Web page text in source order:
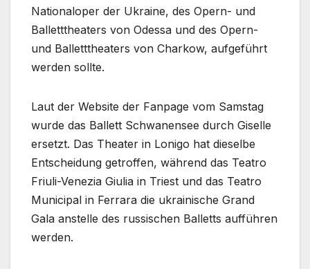
Nationaloper der Ukraine, des Opern- und
Balletttheaters von Odessa und des Opern-
und Balletttheaters von Charkow, aufgeführt
werden sollte.
Laut der Website der Fanpage vom Samstag
wurde das Ballett Schwanensee durch Giselle
ersetzt. Das Theater in Lonigo hat dieselbe
Entscheidung getroffen, während das Teatro
Friuli-Venezia Giulia in Triest und das Teatro
Municipal in Ferrara die ukrainische Grand
Gala anstelle des russischen Balletts aufführen
werden.